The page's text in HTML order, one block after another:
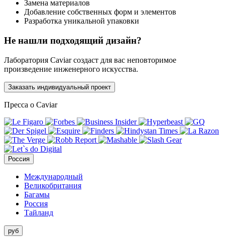
Замена материалов
Добавление собственных форм и элементов
Разработка уникальной упаковки
Не нашли подходящий дизайн?
Лаборатория Caviar создаст для вас неповторимое
произведение инженерного искусства.
Заказать индивидуальный проект
Пресса о Caviar
Россия
Международный
Великобритания
Багамы
Россия
Тайланд
руб